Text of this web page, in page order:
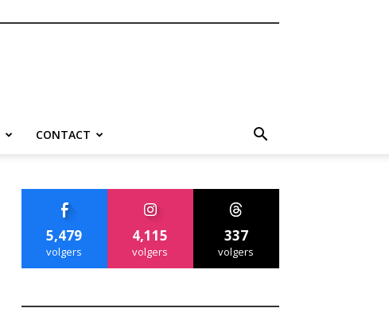
CONTACT
5,479
volgers
4,115
volgers
337
volgers